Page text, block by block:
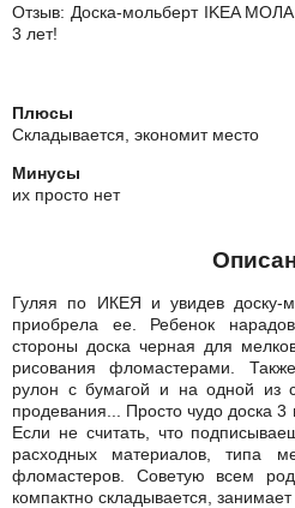
Отзыв: Доска-мольберт IKEA
3 лет!
Плюсы
Складывается, экономит место
Минусы
их просто нет
Гуляя по ИКЕЯ и увидев доску-
приобрела ее. Ребенок
стороны доска черная для
рисования фломастерами.
рулон с бумагой и на одной из
продевания... Просто чудо доска 3
Если не считать, что
расходных материалов, типа
фломастеров. Советую всем
компактно складывается,